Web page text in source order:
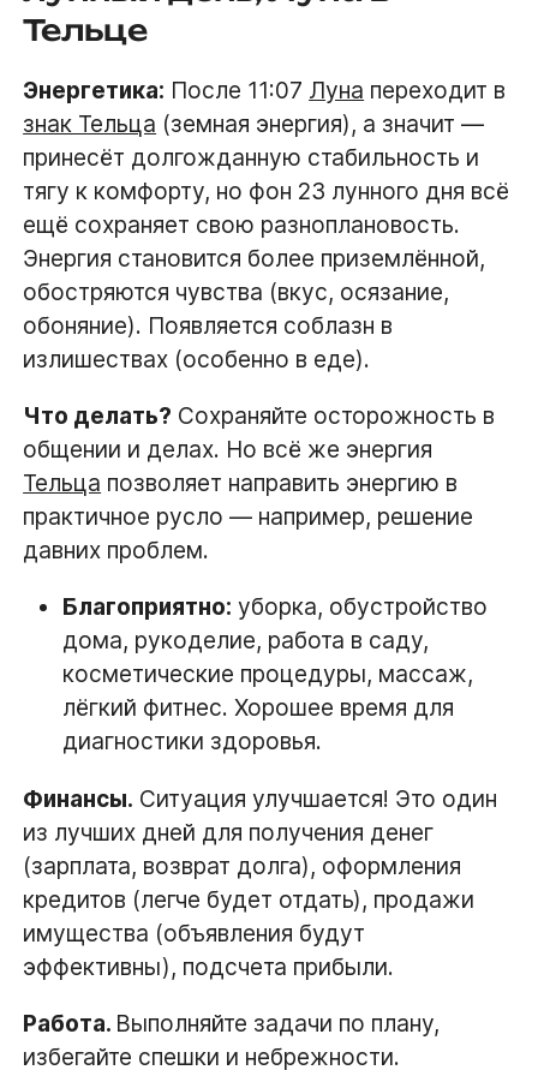
Тельце
Энергетика: После 11:07 Луна переходит в
знак Тельца (земная энергия), а значит —
принесёт долгожданную стабильность и
тягу к комфорту, но фон 23 лунного дня всё
ещё сохраняет свою разноплановость.
Энергия становится более приземлённой,
обостряются чувства (вкус, осязание,
обоняние). Появляется соблазн в
излишествах (особенно в еде).
Что делать? Сохраняйте осторожность в
общении и делах. Но всё же энергия
Тельца позволяет направить энергию в
практичное русло — например, решение
давних проблем.
Благоприятно: уборка, обустройство
дома, рукоделие, работа в саду,
косметические процедуры, массаж,
лёгкий фитнес. Хорошее время для
диагностики здоровья.
Финансы. Ситуация улучшается! Это один
из лучших дней для получения денег
(зарплата, возврат долга), оформления
кредитов (легче будет отдать), продажи
имущества (объявления будут
эффективны), подсчета прибыли.
Работа. Выполняйте задачи по плану,
избегайте спешки и небрежности.